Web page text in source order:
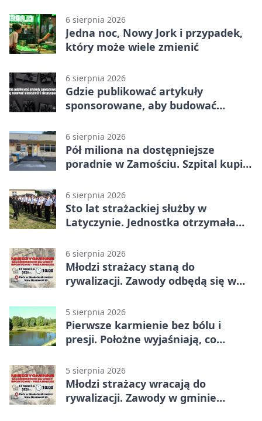
6 sierpnia 2026
Jedna noc, Nowy Jork i przypadek,
który może wiele zmienić
6 sierpnia 2026
Gdzie publikować artykuły
sponsorowane, aby budować
6 sierpnia 2026
Pół miliona na dostępniejsze
poradnie w Zamościu. Szpital kupi
6 sierpnia 2026
Sto lat strażackiej służby w
Latyczynie. Jednostka otrzymała
6 sierpnia 2026
Młodzi strażacy staną do
rywalizacji. Zawody odbędą się w
5 sierpnia 2026
Pierwsze karmienie bez bólu i
presji. Położne wyjaśniają, co
5 sierpnia 2026
Młodzi strażacy wracają do
rywalizacji. Zawody w gminie